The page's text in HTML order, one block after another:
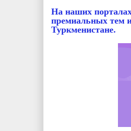
На наших
премиальных тем
Туркменистане.